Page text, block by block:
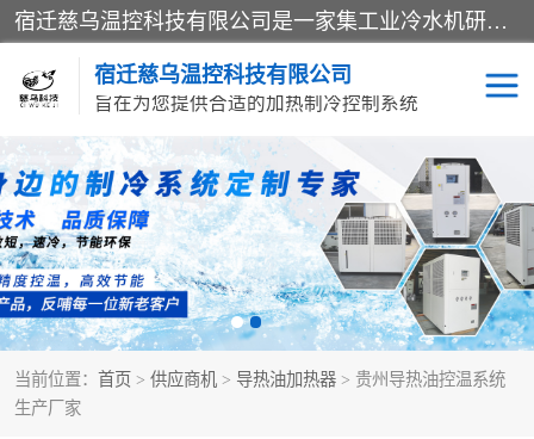
宿迁慈乌温控科技有限公司是一家集工业冷水机研发、制造、营销、服务于一体的技术生产型企业，经营范围包括：冷水机、螺杆式冷水机组、工业冷水机、水冷式冷水机、风冷式冷水机组、风冷螺杆式冷冻机组、冷冻机、注塑专用冷水机、混泥土专用冷水机、低温防爆冷水机组等。专业温控设备供应商 模温机/冷水机/导热油炉定制服务等
宿迁慈乌温控科技有限公司
旨在为您提供合适的加热制冷控制系统
当前位置： 首页 > 供应商机 > 导热油加热器 > 贵州导热油控温系统
生产厂家
冷水机 模温机
导热油加热器